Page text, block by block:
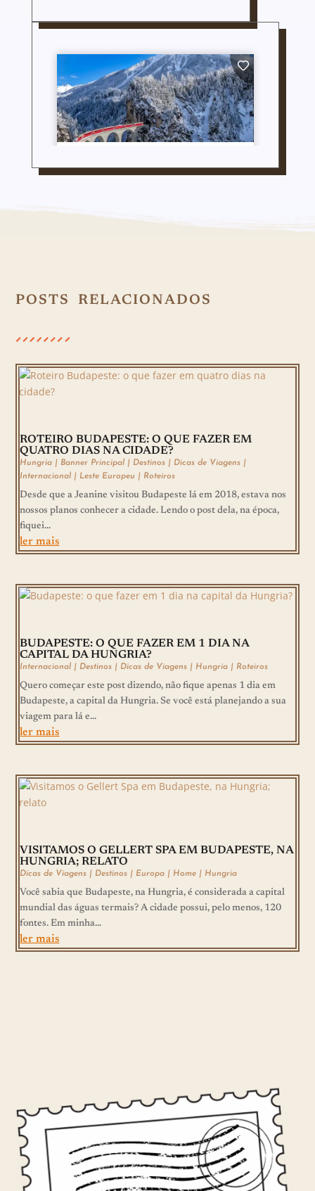
POSTS RELACIONADOS
ROTEIRO BUDAPESTE: O QUE FAZER EM
QUATRO DIAS NA CIDADE?
Hungria | Banner Principal | Destinos | Dicas de Viagens |
Internacional | Leste Europeu | Roteiros
Desde que a Jeanine visitou Budapeste lá em 2018, estava nos
nossos planos conhecer a cidade. Lendo o post dela, na época,
fiquei...
ler mais
BUDAPESTE: O QUE FAZER EM 1 DIA NA
CAPITAL DA HUNGRIA?
Internacional | Destinos | Dicas de Viagens | Hungria | Roteiros
Quero começar este post dizendo, não fique apenas 1 dia em
Budapeste, a capital da Hungria. Se você está planejando a sua
viagem para lá e...
ler mais
VISITAMOS O GELLERT SPA EM BUDAPESTE, NA
HUNGRIA; RELATO
Dicas de Viagens | Destinos | Europa | Home | Hungria
Você sabia que Budapeste, na Hungria, é considerada a capital
mundial das águas termais? A cidade possui, pelo menos, 120
fontes. Em minha...
ler mais